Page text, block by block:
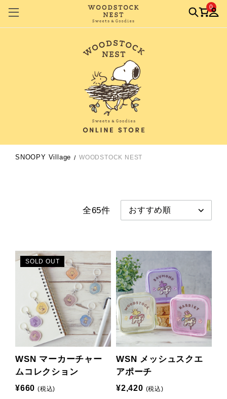
0
SNOOPY Village WOODSTOCK NEST
全65件
SOLD OUT
WSN マーカーチャー
ムコレクション
¥660 (税込)
WSN メッシュスクエ
アポーチ
¥2,420 (税込)